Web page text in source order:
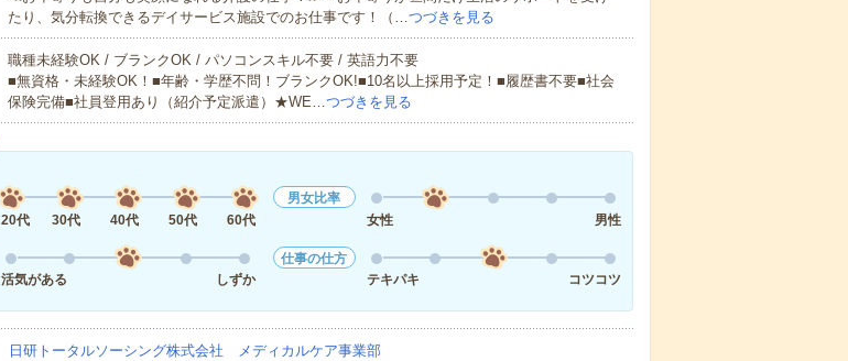
たり、気分転換できるデイサービス施設でのお仕事です！（…つづきを見る
職種未経験OK / ブランクOK / パソコンスキル不要 / 英語力不要
■無資格・未経験OK！■年齢・学歴不問！ブランクOK!■10名以上採用予定！■履歴書不要■社会
保険完備■社員登用あり（紹介予定派遣）★WE…つづきを見る
20代
30代 40代 50代 60代
男女比率
女性
男性
活気がある
しずか
仕事の仕方
テキパキ
コツコツ
日研トータルソーシング株式会社 メディカルケア事業部